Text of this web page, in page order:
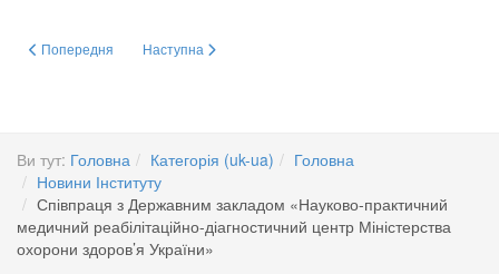
Попередня стаття: Women’s Careers in Science Celebrating female
Попередня Наступна стаття: РЕГУЛЯТОРНА РОЛЬ
Наступна
Ви тут: Головна Категорія (uk-ua)
Головна
Новини Інституту
Співпраця з Державним закладом «Науково-практичний
медичний реабілітаційно-діагностичний центр Міністерства
охорони здоров’я України»